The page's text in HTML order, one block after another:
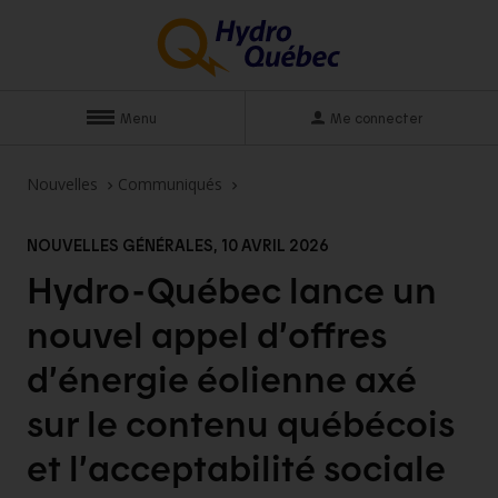
Menu Me connecter
Nouvelles Communiqués
NOUVELLES GÉNÉRALES, 10 AVRIL 2026
Hydro-Québec lance un
nouvel appel d’offres
d’énergie éolienne axé
sur le contenu québécois
et l’acceptabilité sociale